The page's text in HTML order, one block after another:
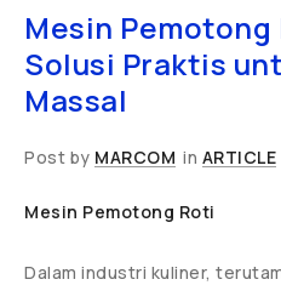
Mesin
Solusi Praktis
Massal
Post by MARCOM in ARTICLE
Mesin Pemotong Roti
Dalam industri kuliner,